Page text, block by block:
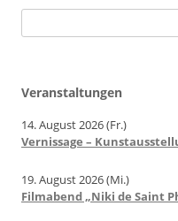
nach:
Veranstaltungen
14. August 2026 (Fr.)
Vernissage –
19. August 2026 (Mi.)
Filmabend „Niki de Saint